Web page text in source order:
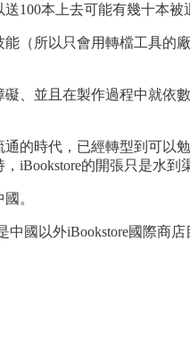
100本上去可能有幾十本被
（所以只會用轉檔工具
、並且在製作過程中就依
的時代，已經轉型到可以
iBookstore的開張只是水到
。
國以外iBookstore國際商